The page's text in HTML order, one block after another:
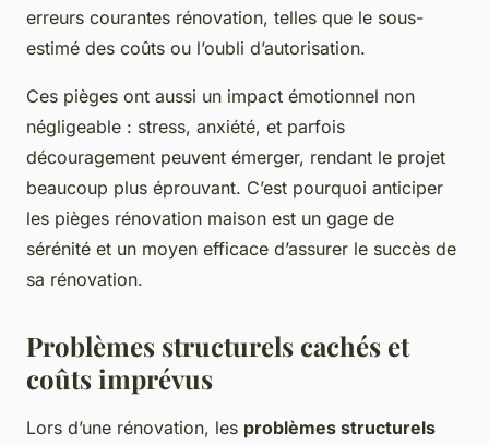
erreurs courantes rénovation, telles que le sous-
estimé des coûts ou l’oubli d’autorisation.
Ces pièges ont aussi un impact émotionnel non
négligeable : stress, anxiété, et parfois
découragement peuvent émerger, rendant le projet
beaucoup plus éprouvant. C’est pourquoi anticiper
les pièges rénovation maison est un gage de
sérénité et un moyen efficace d’assurer le succès de
sa rénovation.
Problèmes structurels cachés et
coûts imprévus
Lors d’une rénovation, les problèmes structurels